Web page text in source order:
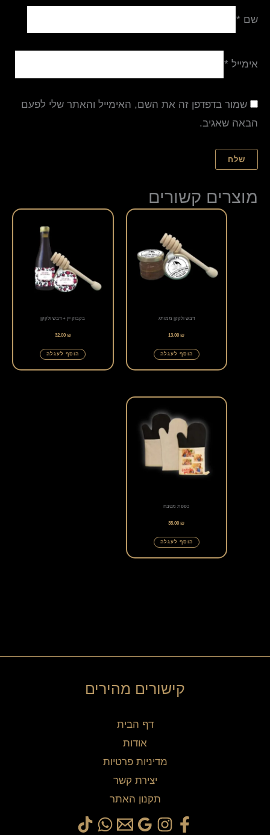
שם *
אימייל *
שמור בדפדפן זה את השם, האימייל והאתר שלי לפעם
הבאה שאגיב.
מוצרים קשורים
דבש ולקקן ממותג
13.00₪
הוסף לעגלה
בקבוק יין + דבש ולקקן
32.00 ₪
הוסף לעגלה
כפפת מטבח
35.00₪
הוסף לעגלה
קישורים מהירים
דף הבית
אודות
מדיניות פרטיות
יצירת קשר
תקנון האתר